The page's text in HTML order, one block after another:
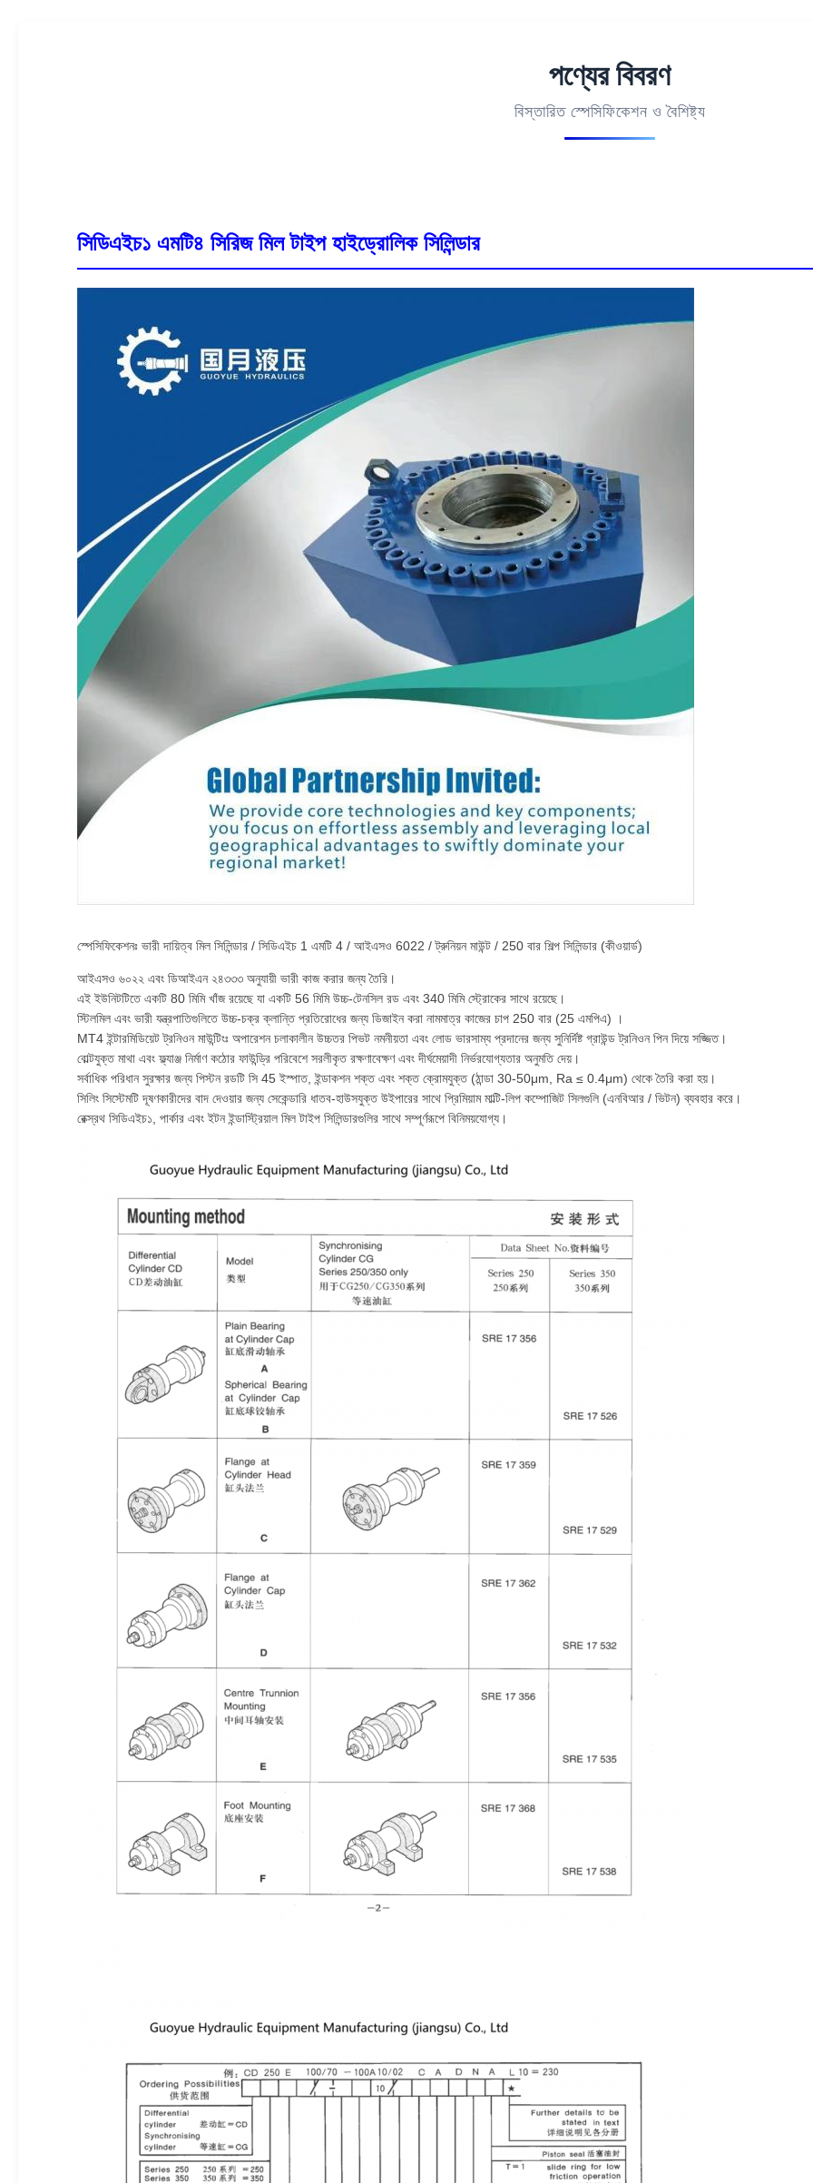
পণ্যের বিবরণ
বিস্তারিত স্পেসিফিকেশন ও বৈশিষ্ট্য
সিডিএইচ১ এমটি৪ সিরিজ মিল টাইপ হাইড্রোলিক সিলিন্ডার
স্পেসিফিকেশনঃ ভারী দায়িত্ব মিল সিলিন্ডার / সিডিএইচ 1 এমটি 4 / আইএসও 6022 / ট্রুনিয়ন মাউন্ট / 250 বার শিল্প সিলিন্ডার (কীওয়ার্ড)
আইএসও ৬০২২ এবং ডিআইএন ২৪৩৩৩ অনুযায়ী ভারী কাজ করার জন্য তৈরি।
এই ইউনিটটিতে একটি 80 মিমি খাঁজ রয়েছে যা একটি 56 মিমি উচ্চ-টেনসিল রড এবং 340 মিমি স্ট্রোকের সাথে রয়েছে।
স্টিলমিল এবং ভারী যন্ত্রপাতিগুলিতে উচ্চ-চক্র ক্লান্তি প্রতিরোধের জন্য ডিজাইন করা নামমাত্র কাজের চাপ 250 বার (25 এমপিএ) ।
MT4 ইন্টারমিডিয়েট ট্রনিওন মাউন্টিংঃ অপারেশন চলাকালীন উচ্চতর পিভট নমনীয়তা এবং লোড ভারসাম্য প্রদানের জন্য সুনির্দিষ্ট গ্রাউন্ড ট্রনিওন পিন দিয়ে সজ্জিত।
বোল্টযুক্ত মাথা এবং ফ্ল্যাঞ্জ নির্মাণ কঠোর ফাউন্ড্রি পরিবেশে সরলীকৃত রক্ষণাবেক্ষণ এবং দীর্ঘমেয়াদী নির্ভরযোগ্যতার অনুমতি দেয়।
সর্বাধিক পরিধান সুরক্ষার জন্য পিস্টন রডটি সি 45 ইস্পাত, ইন্ডাকশন শক্ত এবং শক্ত ক্রোমযুক্ত (ঠান্ডা 30-50μm, Ra ≤ 0.4μm) থেকে তৈরি করা হয়।
সিলিং সিস্টেমটি দূষণকারীদের বাদ দেওয়ার জন্য সেকেন্ডারি ধাতব-হাউসযুক্ত উইপারের সাথে প্রিমিয়াম মাল্টি-লিপ কম্পোজিট সিলগুলি (এনবিআর / ভিটন) ব্যবহার করে।
রেক্স্রথ সিডিএইচ১, পার্কার এবং ইটন ইন্ডাস্ট্রিয়াল মিল টাইপ সিলিন্ডারগুলির সাথে সম্পূর্ণরূপে বিনিময়যোগ্য।